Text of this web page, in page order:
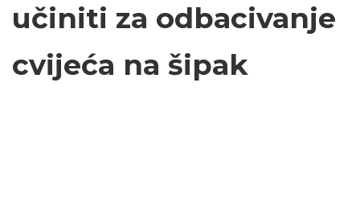
učiniti za odbacivanje
cvijeća na šipak